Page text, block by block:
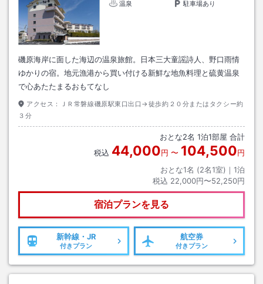
温泉 駐車場あり
磯原海岸に面した海辺の温泉旅館。日本三大童謡詩人、野口雨情
ゆかりの宿。地元漁港から買い付ける新鮮な地魚料理と硫黄温泉
で心あたたまるおもてなし
アクセス：
ＪＲ常磐線磯原駅東口出口→徒歩約２０分またはタクシー約
３分
おとな2名 1泊1部屋 合計
税込 44,000円 〜 104,500円
おとな1名 (2名1室)｜ 1泊
税込 22,000円〜52,250円
宿泊プランを見る
新幹線・JR
付きプラン
航空券
付きプラン